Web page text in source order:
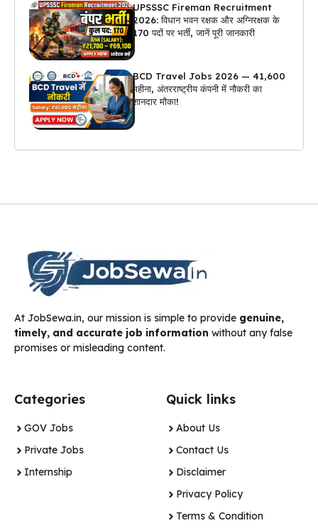
UPSSSC Fireman Recruitment
2026: विधान भवन रक्षक और अग्निरक्षक के
170 पदों पर भर्ती, जानें पूरी जानकारी
BCD Travel Jobs 2026 — ₹41,600
महीना, अंतरराष्ट्रीय कंपनी में नौकरी का
शानदार मौका!
At JobSewa.in, our mission is simple to provide genuine,
timely, and accurate job information without any false
promises or misleading content.
Categories
GOV Jobs
Private Jobs
Internship
Quick links
About Us
Contact Us
Disclaimer
Privacy Policy
Terms & Condition